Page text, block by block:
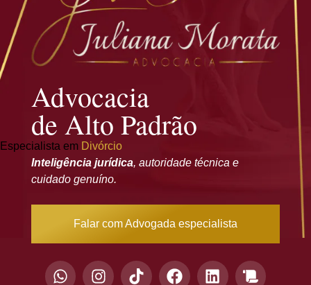
Advocacia
de Alto Padrão
Especialista em Divórcio
Inteligência jurídica, autoridade técnica e
cuidado genuíno.
Falar com Advogada especialista